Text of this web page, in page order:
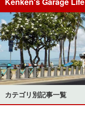
カテゴリ別記事一覧